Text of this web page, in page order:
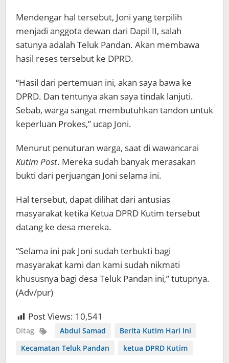
Mendengar hal tersebut, Joni yang terpilih
menjadi anggota dewan dari Dapil II, salah
satunya adalah Teluk Pandan. Akan membawa
hasil reses tersebut ke DPRD.
“Hasil dari pertemuan ini, akan saya bawa ke
DPRD. Dan tentunya akan saya tindak lanjuti.
Sebab, warga sangat membutuhkan tandon untuk
keperluan Prokes,” ucap Joni.
Menurut penuturan warga, saat di wawancarai
Kutim Post. Mereka sudah banyak merasakan
bukti dari perjuangan Joni selama ini.
Hal tersebut, dapat dilihat dari antusias
masyarakat ketika Ketua DPRD Kutim tersebut
datang ke desa mereka.
“Selama ini pak Joni sudah terbukti bagi
masyarakat kami dan kami sudah nikmati
khususnya bagi desa Teluk Pandan ini,” tutupnya.
(Adv/pur)
Post Views: 10,541
Ditag Abdul Samad
Berita Kutim Hari Ini
Kecamatan Teluk Pandan
ketua DPRD Kutim